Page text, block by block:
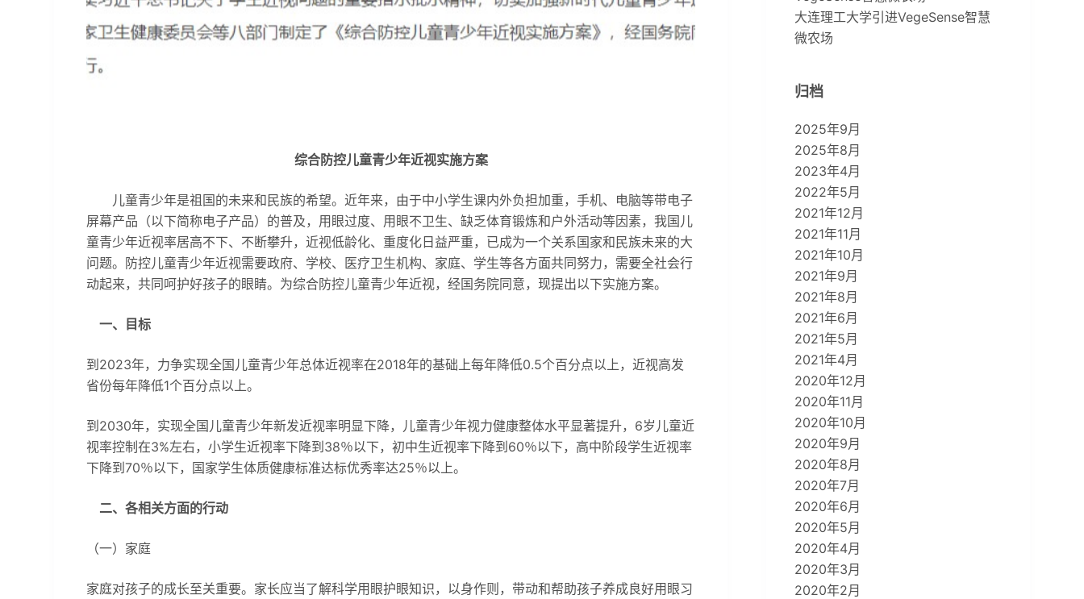
综合防控儿童青少年近视实施方案
儿童青少年是祖国的未来和民族的希望。近年来，由于中小学生课内外负担加重，手机、电脑等带电子
屏幕产品（以下简称电子产品）的普及，用眼过度、用眼不卫生、缺乏体育锻炼和户外活动等因素，我国儿
童青少年近视率居高不下、不断攀升，近视低龄化、重度化日益严重，已成为一个关系国家和民族未来的大
问题。防控儿童青少年近视需要政府、学校、医疗卫生机构、家庭、学生等各方面共同努力，需要全社会行
动起来，共同呵护好孩子的眼睛。为综合防控儿童青少年近视，经国务院同意，现提出以下实施方案。
一、目标
到2023年，力争实现全国儿童青少年总体近视率在2018年的基础上每年降低0.5个百分点以上，近视高发
省份每年降低1个百分点以上。
到2030年，实现全国儿童青少年新发近视率明显下降，儿童青少年视力健康整体水平显著提升，6岁儿童近
视率控制在3%左右，小学生近视率下降到38％以下，初中生近视率下降到60％以下，高中阶段学生近视率
下降到70％以下，国家学生体质健康标准达标优秀率达25％以上。
二、各相关方面的行动
（一）家庭
家庭对孩子的成长至关重要。家长应当了解科学用眼护眼知识，以身作则，带动和帮助孩子养成良好用眼习
大连理工大学引进VegeSense智慧
微农场
归档
2025年9月
2025年8月
2023年4月
2022年5月
2021年12月
2021年11月
2021年10月
2021年9月
2021年8月
2021年6月
2021年5月
2021年4月
2020年12月
2020年11月
2020年10月
2020年9月
2020年8月
2020年7月
2020年6月
2020年5月
2020年4月
2020年3月
2020年2月